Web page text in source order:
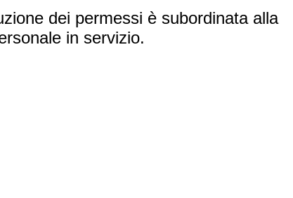
dei permessi è subordinata alla
in servizio.